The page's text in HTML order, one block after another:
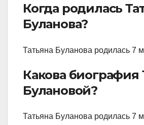
Когда родилась
Буланова?
Татьяна Буланова родилась 7
Какова биография
Булановой?
Татьяна Буланова родилась 7